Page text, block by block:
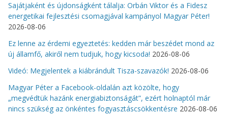
Sajátjaként és újdonságként tálalja: Orbán Viktor és a Fidesz
energetikai fejlesztési csomagjával kampányol Magyar Péter!
2026-08-06
Ez lenne az érdemi egyeztetés: kedden már beszédet mond az
új államfő, akiről nem tudjuk, hogy kicsoda! 2026-08-06
Videó: Megjelentek a kiábrándult Tisza-szavazók! 2026-08-06
Magyar Péter a Facebook-oldalán azt közölte, hogy
„megvédtük hazánk energiabiztonságát”, ezért holnaptól már
nincs szükség az önkéntes fogyasztáscsökkentésre 2026-08-06